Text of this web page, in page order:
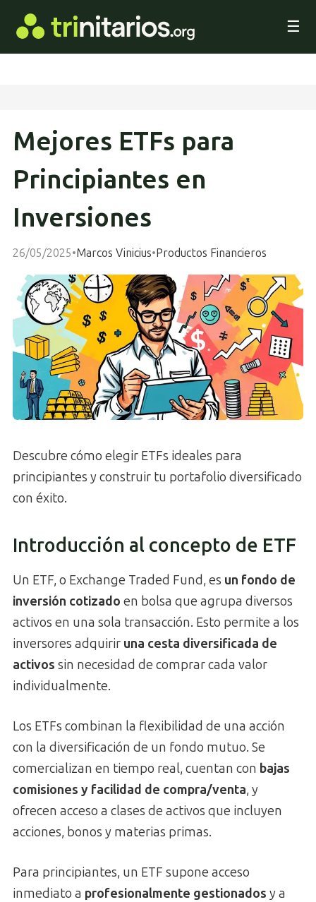
☰
Mejores ETFs para
Principiantes en
Inversiones
26/05/2025•Marcos Vinicius•Productos Financieros
Descubre cómo elegir ETFs ideales para
principiantes y construir tu portafolio diversificado
con éxito.
Introducción al concepto de ETF
Un ETF, o Exchange Traded Fund, es un fondo de
inversión cotizado en bolsa que agrupa diversos
activos en una sola transacción. Esto permite a los
inversores adquirir una cesta diversificada de
activos sin necesidad de comprar cada valor
individualmente.
Los ETFs combinan la flexibilidad de una acción
con la diversificación de un fondo mutuo. Se
comercializan en tiempo real, cuentan con bajas
comisiones y facilidad de compra/venta, y
ofrecen acceso a clases de activos que incluyen
acciones, bonos y materias primas.
Para principiantes, un ETF supone acceso
inmediato a profesionalmente gestionados y a